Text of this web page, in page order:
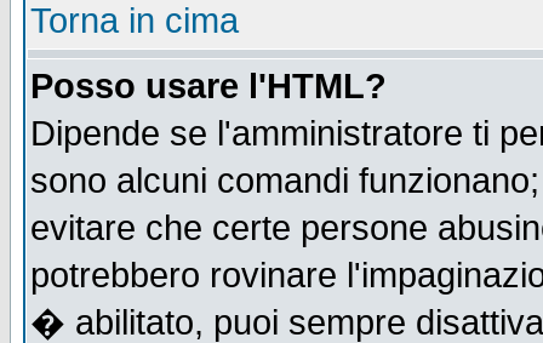
Torna in cima
Posso usare l'HTML?
Dipende se l'amministratore ti
sono alcuni comandi
evitare che certe persone
potrebbero rovinare
� abilitato, puoi sempre